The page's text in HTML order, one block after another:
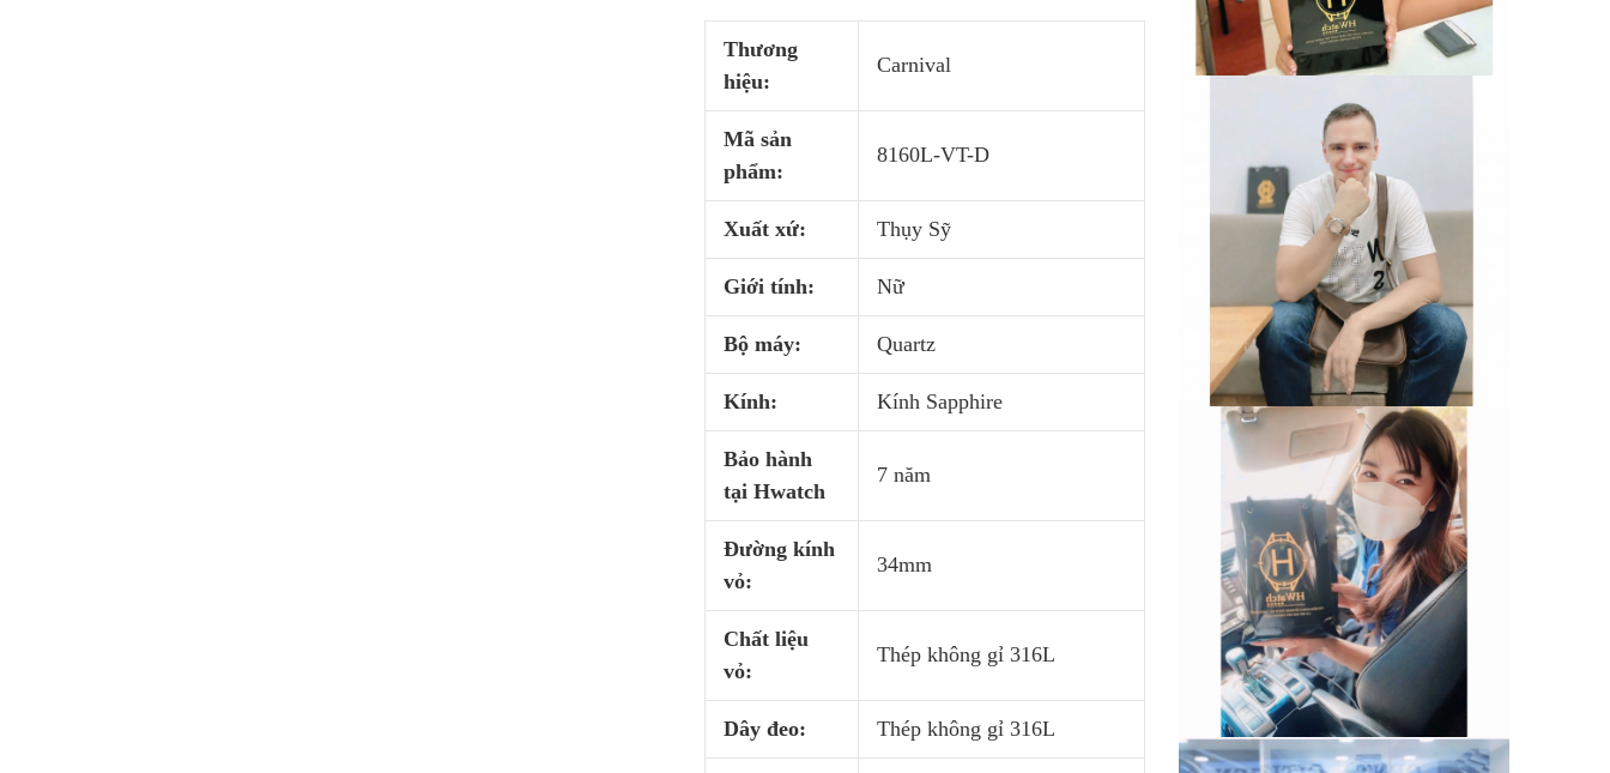
Thương
hiệu:
Carnival
Mã sản
phẩm:
8160L-VT-D
Xuất xứ: Thụy Sỹ
Giới tính: Nữ
Bộ máy: Quartz
Kính: Kính Sapphire
Bảo hành
tại Hwatch
7 năm
Đường kính
vỏ:
34mm
Chất liệu
vỏ:
Thép không gỉ 316L
Dây đeo: Thép không gỉ 316L